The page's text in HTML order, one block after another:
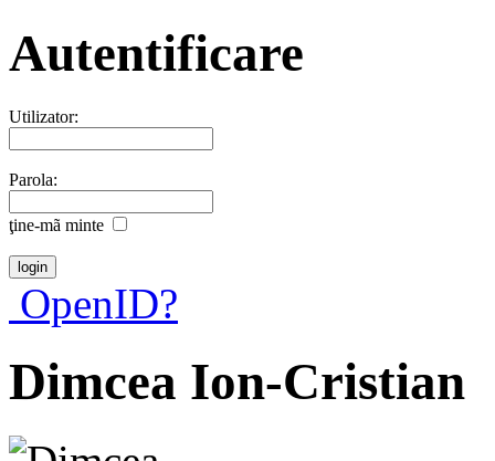
Autentificare
Utilizator:
Parola:
ţine-mã minte
OpenID?
Dimcea Ion-Cristian